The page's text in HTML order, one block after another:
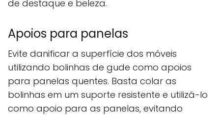
de destaque e beleza.
Apoios para panelas
Evite danificar a superfície dos móveis
utilizando bolinhas de gude como apoios
para panelas quentes. Basta colar as
bolinhas em um suporte resistente e utilizá-lo
como apoio para as panelas, evitando